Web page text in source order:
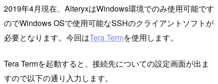
2019年4月現在、AlteryxはWindows環境でのみ使用可能です
のでWindows OSで使用可能なSSHのクライアントソフトが
必要となります。今回はTera Termを使用します。
Tera Termを起動すると、接続先についての設定画面が出ま
すので以下の通り入力します。